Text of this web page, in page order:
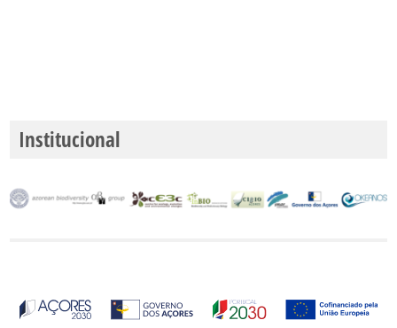
Institucional